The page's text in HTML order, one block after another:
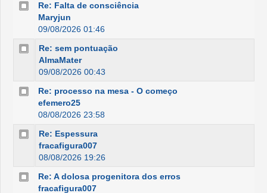
Re: Falta de consciência
Maryjun
09/08/2026 01:46
Re: sem pontuação
AlmaMater
09/08/2026 00:43
Re: processo na mesa - O começo
efemero25
08/08/2026 23:58
Re: Espessura
fracafigura007
08/08/2026 19:26
Re: A dolosa progenitora dos erros
fracafigura007